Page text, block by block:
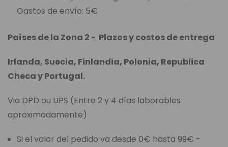
Gastos de envío: 5€
Países de la Zona 2 - Plazos y costos de entrega
Irlanda, Suecia, Finlandia, Polonia, Republica
Checa y Portugal.
Via DPD ou UPS (Entre 2 y 4 días laborables
aproximadamente)
Si el valor del pedido va desde 0€ hasta 99€ -